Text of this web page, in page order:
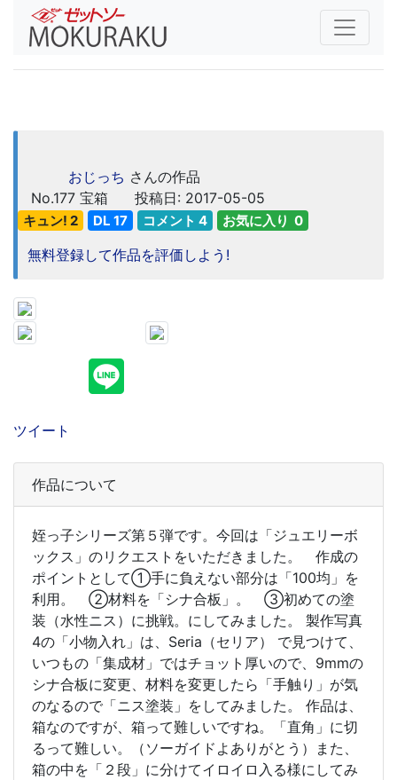
おじっち さんの作品
No.177 宝箱 投稿日: 2017-05-05
キュン! 2 DL 17 コメント 4 お気に入り 0
無料登録して作品を評価しよう!
ツイート
作品について
姪っ子シリーズ第５弾です。今回は「ジュエリーボ
ックス」のリクエストをいただきました。 作成の
ポイントとして①手に負えない部分は「100均」を
利用。 ②材料を「シナ合板」。 ③初めての塗
装（水性ニス）に挑戦。にしてみました。 製作写真
4の「小物入れ」は、Seria（セリア） で見つけて、
いつもの「集成材」ではチョット厚いので、9mmの
シナ合板に変更、材料を変更したら「手触り」が気
のなるので「ニス塗装」をしてみました。 作品は、
箱なのですが、箱って難しいですね。「直角」に切
るって難しい。（ソーガイドよありがとう）また、
箱の中を「２段」に分けてイロイロ入る様にしてみ